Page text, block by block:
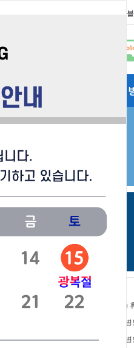
대우병원
병원소식&공지
- 8/15(토), 8/17(월)